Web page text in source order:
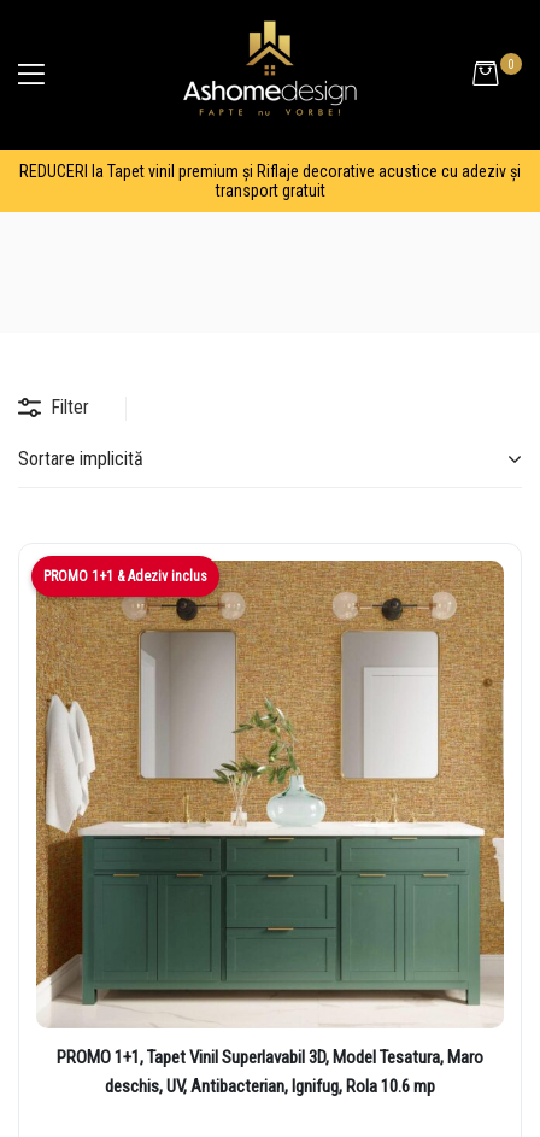
0
REDUCERI la Tapet vinil premium și Riflaje decorative acustice cu adeziv și
transport gratuit
Filter
Sortare implicită
PROMO 1+1 & Adeziv inclus
PROMO 1+1, Tapet Vinil Superlavabil 3D, Model Tesatura, Maro
deschis, UV, Antibacterian, Ignifug, Rola 10.6 mp